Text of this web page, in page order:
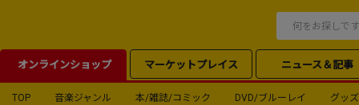
オンラインショップ マーケットプレイス ニュース＆記事
TOP 音楽ジャンル 本/雑誌/コミック DVD/ブルーレイ グッズ